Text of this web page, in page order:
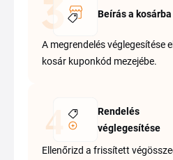
Beírás a kosárba
A megrendelés véglegesítése
kosár kuponkód mezejébe.
Rendelés
véglegesítése
Ellenőrizd a frissített